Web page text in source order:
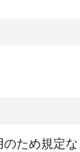
ため規定な